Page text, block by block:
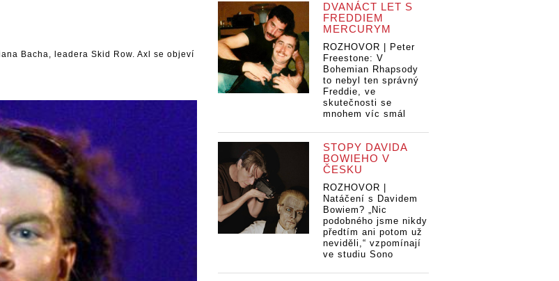
Bacha, leadera Skid Row. Axl se objeví
DVANÁCT LET S
FREDDIEM
MERCURYM
ROZHOVOR | Peter
Freestone: V
Bohemian Rhapsody
to nebyl ten správný
Freddie, ve
skutečnosti se
mnohem víc smál
STOPY DAVIDA
BOWIEHO V
ČESKU
ROZHOVOR |
Natáčení s Davidem
Bowiem? „Nic
podobného jsme nikdy
předtím ani potom už
neviděli,“ vzpomínají
ve studiu Sono